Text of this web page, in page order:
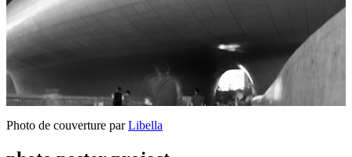
Photo de couverture parLibella